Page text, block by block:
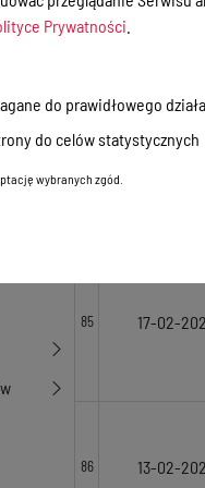
19-02-
84
85 17-02-
86 13-02-
Prywatności
do prawidłowego
do celów statystycznych
wybranych zgód.